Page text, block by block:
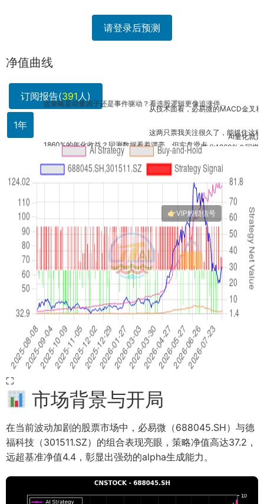
请登录后预测
净值曲线
订阅报告(391人)
1年
⛶
年化1860%？回撤多少
AI量化就是牛！
这策略是动量因子还是事件驱动？看选股逻辑更像追涨停...
1860%的年化收益？回测数据看着漂亮，但实盘滑点...
这两只票我关注很久了，能抓住这种爆发
从技术面看，必易微的MACD金叉和德福
市场背景与开局
在当前波动加剧的股票市场中，必易微（688045.SH）与德
福科技（301511.SZ）的组合表现亮眼，策略净值高达37.2，
远超基准净值4.4，彰显出强劲的alpha生成能力。